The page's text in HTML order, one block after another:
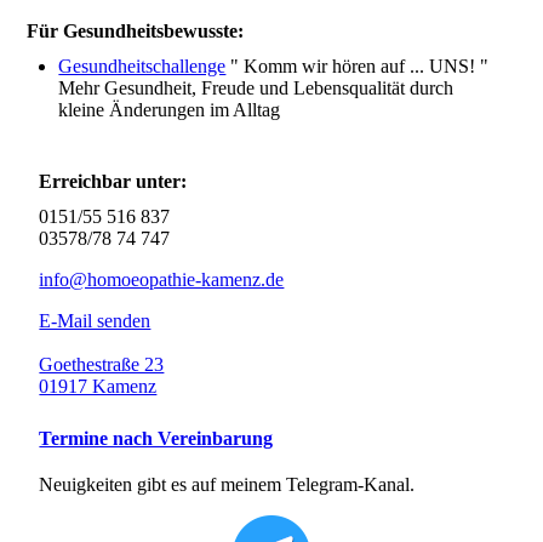
Für Gesundheitsbewusste:
Gesundheitschallenge " Komm wir hören auf ... UNS! "
Mehr Gesundheit, Freude und Lebensqualität durch
kleine Änderungen im Alltag
Erreichbar unter:
0151/55 516 837
03578/78 74 747
info@homoeopathie-kamenz.de
E-Mail senden
Goethestraße 23
01917 Kamenz
Termine nach Vereinbarung
Neuigkeiten gibt es auf meinem Telegram-Kanal.